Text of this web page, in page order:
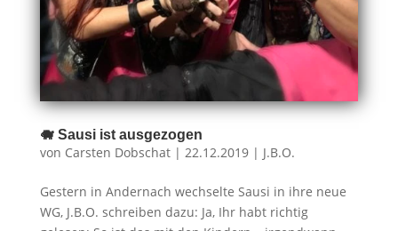
🐗 Sausi ist ausgezogen
von Carsten Dobschat| 22.12.2019| J.B.O.
Gestern in Andernach wechselte Sausi in ihre neue
WG, J.B.O. schreiben dazu: Ja, Ihr habt richtig